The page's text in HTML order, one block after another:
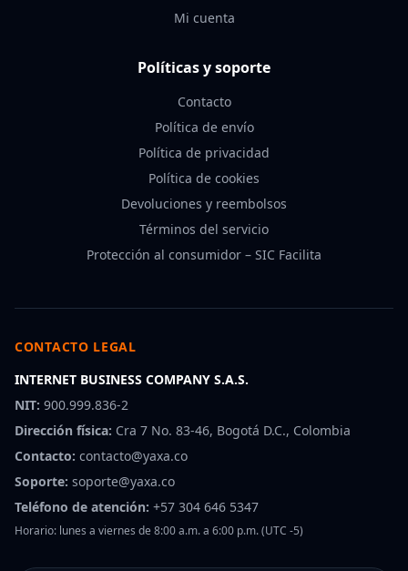
Mi cuenta
Políticas y soporte
Contacto
Política de envío
Política de privacidad
Política de cookies
Devoluciones y reembolsos
Términos del servicio
Protección al consumidor – SIC Facilita
CONTACTO LEGAL
INTERNET BUSINESS COMPANY S.A.S.
NIT: 900.999.836-2
Dirección física: Cra 7 No. 83-46, Bogotá D.C., Colombia
Contacto: contacto@yaxa.co
Soporte: soporte@yaxa.co
Teléfono de atención: +57 304 646 5347
Horario: lunes a viernes de 8:00 a.m. a 6:00 p.m. (UTC -5)